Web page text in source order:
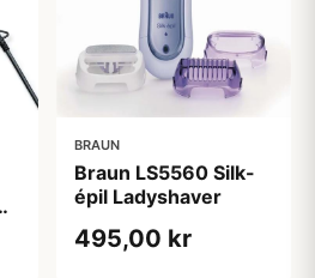
BRAUN
Braun LS5560 Silk-
épil Ladyshaver
495,00 kr